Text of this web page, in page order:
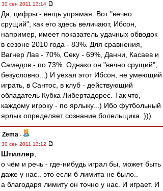
30 сен 2011 13:14
Да, цифры - вещь упрямая. Вот "вечно
срущий", как его здесь величают, Ибсон,
например, имеет показатель удачных обводок
в сезоне 2010 года - 83%. Для сравнения,
Вагнер Лав - 70%, Секу - 69%, Данни, Касаев и
Самедов - по 73%. Однако он "вечно срущий",
безусловно...) И уехал этот Ибсон, не умеющий
играть, в Сантос, в клуб - действующий
обладатель Кубка Либертадорес. Так что,
каждому игроку - по ярлыку...) Ибо футбольный
ярлык определяет сознание болельщика. )))
Zema -
30 сен 2011 13:12
Штиллер
о чём и речь - где-нибудь играл бы, может быть
даже у нас.. это если б лимита не было..
а благодаря лимиту он точно у нас. И играет. И